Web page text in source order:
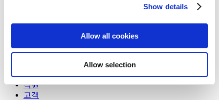
We use cookies to personalize content and ads, to
may combine it with other information that you’ve
provided to them or that they’ve collected from your use
of their services. You consent to the use of cookies by
pressing the "OK" button.
Show details
Allow all cookies
Allow selection
Show — 주제 Hide — 주제
매출
고급 재고 관리
직원
고객